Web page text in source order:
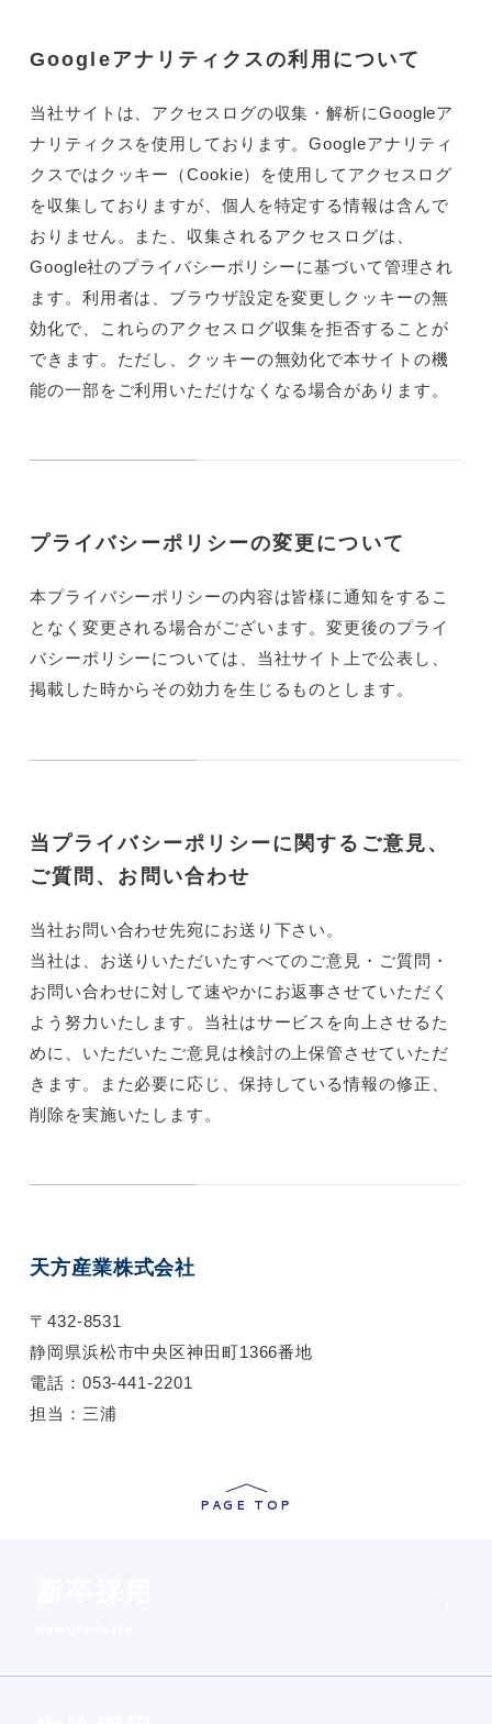
Googleアナリティクスの利用について
当社サイトは、アクセスログの収集・解析にGoogleア
ナリティクスを使用しております。Googleアナリティ
クスではクッキー（Cookie）を使用してアクセスログ
を収集しておりますが、個人を特定する情報は含んで
おりません。また、収集されるアクセスログは、
Google社のプライバシーポリシーに基づいて管理され
ます。利用者は、ブラウザ設定を変更しクッキーの無
効化で、これらのアクセスログ収集を拒否することが
できます。ただし、クッキーの無効化で本サイトの機
能の一部をご利用いただけなくなる場合があります。
プライバシーポリシーの変更について
本プライバシーポリシーの内容は皆様に通知をするこ
となく変更される場合がございます。変更後のプライ
バシーポリシーについては、当社サイト上で公表し、
掲載した時からその効力を生じるものとします。
当プライバシーポリシーに関するご意見、
ご質問、お問い合わせ
当社お問い合わせ先宛にお送り下さい。
当社は、お送りいただいたすべてのご意見・ご質問・
お問い合わせに対して速やかにお返事させていただく
よう努力いたします。当社はサービスを向上させるた
めに、いただいたご意見は検討の上保管させていただ
きます。また必要に応じ、保持している情報の修正、
削除を実施いたします。
天方産業株式会社
〒432-8531
静岡県浜松市中央区神田町1366番地
電話：053-441-2201
担当：三浦
PAGE TOP